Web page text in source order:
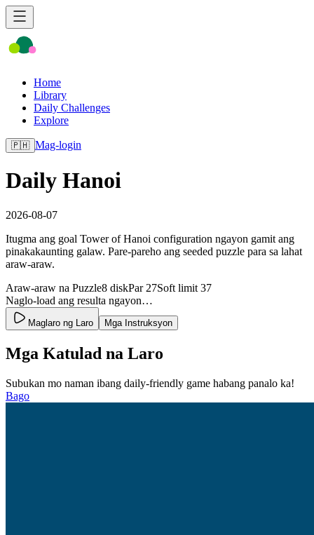
Home
Library
Daily Challenges
Explore
🇵🇭 Mag-login
Daily Hanoi
2026-08-07
Itugma ang goal Tower of Hanoi configuration ngayon gamit ang
pinakakaunting galaw. Pare-pareho ang seeded puzzle para sa lahat
araw-araw.
Araw-araw na Puzzle8 diskPar 27Soft limit 37
Naglo-load ang resulta ngayon…
Maglaro ng Laro Mga Instruksyon
Mga Katulad na Laro
Subukan mo naman ibang daily-friendly game habang panalo ka!
Bago